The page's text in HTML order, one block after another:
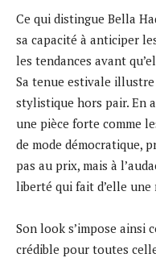
Ce qui distingue Bella
sa capacité à anticiper
les tendances avant
Sa tenue estivale
stylistique hors pair. En
une pièce forte comme
de mode démocratique,
pas au prix, mais à
liberté qui fait d’elle une
Son look s’impose ainsi
crédible pour toutes